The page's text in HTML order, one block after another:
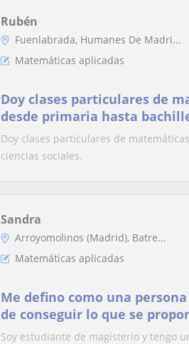
Rubén
Fuenlabrada, Humanes De Madri...
Matemáticas aplicadas
Doy clases particulares de
desde primaria hasta
sociales
Doy clases particulares de
ciencias sociales.
Sandra
Arroyomolinos (Madrid), Batre...
Matemáticas aplicadas
Me defino como una
de conseguir lo que se
clases a niños entre 6-15
Soy estudiante de magisterio y tengo